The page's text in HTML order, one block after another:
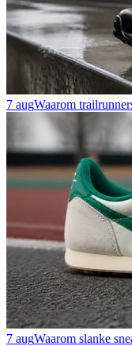
7 augWaarom
7 augWaarom slanke